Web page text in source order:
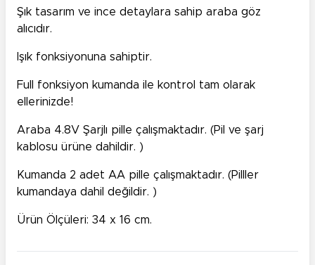
Şık tasarım ve ince detaylara sahip araba göz
alıcıdır.
Işık fonksiyonuna sahiptir.
Full fonksiyon kumanda ile kontrol tam olarak
ellerinizde!
Araba 4.8V Şarjlı pille çalışmaktadır. (Pil ve şarj
kablosu ürüne dahildir. )
Kumanda 2 adet AA pille çalışmaktadır. (Pilller
kumandaya dahil değildir. )
Ürün Ölçüleri: 34 x 16 cm.